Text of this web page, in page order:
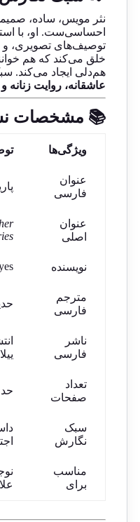
نثر مویس، ساده،
احساسی‌ست. او، با
توصیف‌های تصویری،
خلق می‌کند که هم
هم‌دلی ایجاد می‌کند.
عاشقانه، روایت زنانه
📚 مشخصات
ویژگی‌ها
عنوان
فارسی
عنوان
اصلی
نویسنده
مترجم
فارسی
ناشر
فارسی
تعداد
صفحات
حدود
سبک
نگارش
مناسب
برای